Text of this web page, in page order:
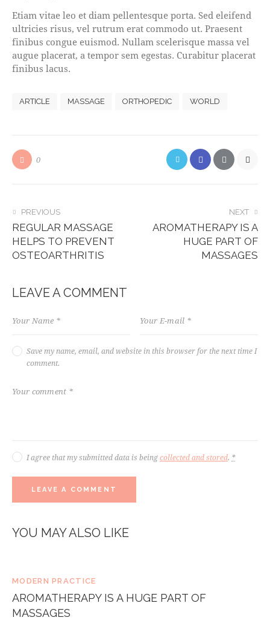
Etiam vitae leo et diam pellentesque porta. Sed eleifend
ultricies risus, vel rutrum erat commodo ut. Praesent
finibus congue euismod. Nullam scelerisque massa vel
augue placerat, a tempor sem egestas. Curabitur placerat
finibus lacus.
ARTICLE MASSAGE ORTHOPEDIC WORLD
0
POST
NAVIGATION
PREVIOUS
REGULAR MASSAGE
HELPS TO PREVENT
OSTEOARTHRITIS
NEXT
AROMATHERAPY IS A
HUGE PART OF
MASSAGES
LEAVE A COMMENT
Save my name, email, and website in this browser for the next time I
comment.
I agree that my submitted data is beingcollected and stored. *
YOU MAY ALSO LIKE
MODERN PRACTICE
AROMATHERAPY IS A HUGE PART OF
MASSAGES